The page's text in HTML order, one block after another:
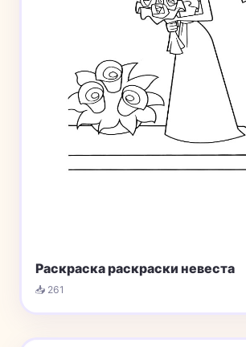
Раскраска раскраски невеста
📥 261